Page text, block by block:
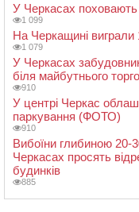
У Черкасах
1 099
На Черкащині виграли
1 079
У Черкасах
біля майбутнього
910
У центрі Черкас
паркування (ФОТО)
910
Вибоїни глибиною 20-
Черкасах просять
будинків
885